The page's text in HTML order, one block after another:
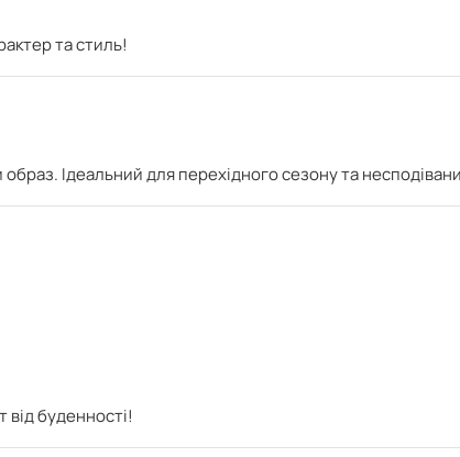
та стиль!
Ідеальний для перехідного сезону та
буденності!